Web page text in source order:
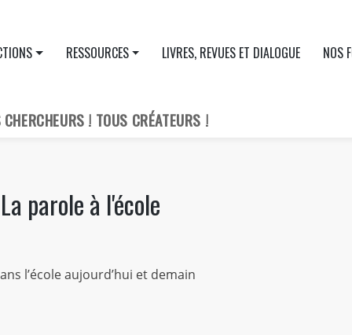
! TOUS CRÉATEURS !
RESSOURCES LIVRES, REVUES ET DIALOGUE NOS
parole à l'école
l’école aujourd’hui et demain